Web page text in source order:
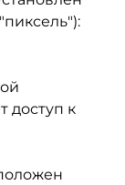
доступ к